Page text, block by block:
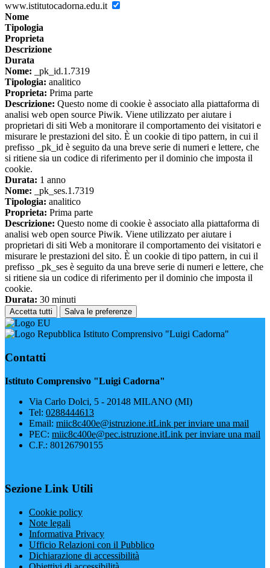
www.istitutocadorna.edu.it
Nome
Tipologia
Proprieta
Descrizione
Durata
Nome: _pk_id.1.7319
Tipologia: analitico
Proprieta: Prima parte
Descrizione: Questo nome di cookie è associato alla piattaforma di
analisi web open source Piwik. Viene utilizzato per aiutare i
proprietari di siti Web a monitorare il comportamento dei visitatori e
misurare le prestazioni del sito. È un cookie di tipo pattern, in cui il
prefisso _pk_id è seguito da una breve serie di numeri e lettere, che
si ritiene sia un codice di riferimento per il dominio che imposta il
cookie.
Durata: 1 anno
Nome: _pk_ses.1.7319
Tipologia: analitico
Proprieta: Prima parte
Descrizione: Questo nome di cookie è associato alla piattaforma di
analisi web open source Piwik. Viene utilizzato per aiutare i
proprietari di siti Web a monitorare il comportamento dei visitatori e
misurare le prestazioni del sito. È un cookie di tipo pattern, in cui il
prefisso _pk_ses è seguito da una breve serie di numeri e lettere, che
si ritiene sia un codice di riferimento per il dominio che imposta il
cookie.
Durata: 30 minuti
Accetta tutti Salva le preferenze
Istituto Comprensivo "Luigi Cadorna"
Contatti
Istituto Comprensivo "Luigi Cadorna"
Via Carlo Dolci, 5 - 20148 MILANO (MI)
Tel: 0288444613
Email: miic8c400e@istruzione.itLink per inviare una mail
PEC: miic8c400e@pec.istruzione.itLink per inviare una mail
C.F.: 80126790155
Sezione Link Utili
Cookie policy
Note legali
Informativa Privacy
Ufficio Relazioni con il Pubblico
Dichiarazione di accessibilità